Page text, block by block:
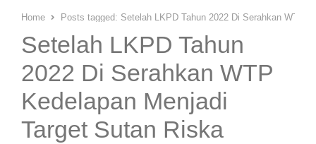
Home Posts tagged: Setelah LKPD Tahun 2022 Di Serahkan WTP
Setelah LKPD Tahun
2022 Di Serahkan WTP
Kedelapan Menjadi
Target Sutan Riska